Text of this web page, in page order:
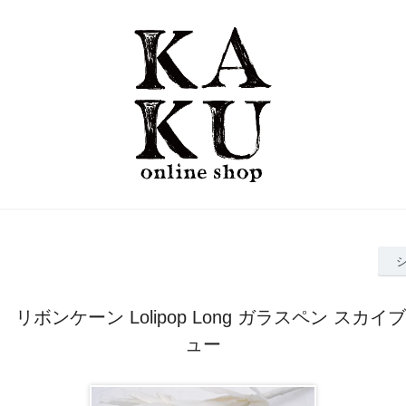
リボンケーン Lolipop Long ガラスペン スカイ
ュー